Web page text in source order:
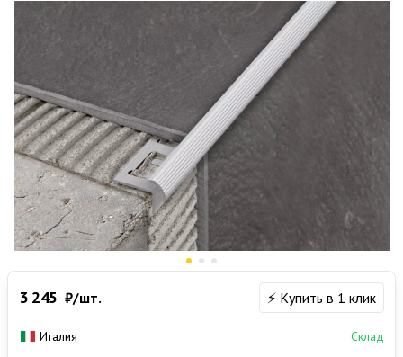
3 245 ₽/шт. ⚡ Купить в 1 клик
Италия Склад